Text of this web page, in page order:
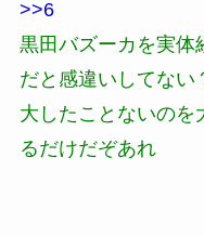
>>6
黒田バズーカを実体
だと感違いしてない
大したことないのを
るだけだぞあれ